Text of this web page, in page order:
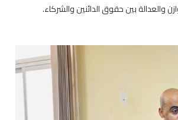
والعدالة بين حقوق الدائنين والشركاء.